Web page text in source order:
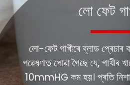
লো-ফেট গাখীৰে ব্লাড প্ৰেচাৰ
গৱেষণাত পোৱা গৈছে যে, গাখীৰ
10mmHG কম হয়। প্ৰতি নিশা
লো ফেট